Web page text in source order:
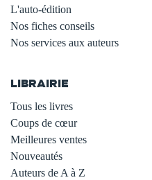
L'auto-édition
Nos fiches conseils
Nos services aux auteurs
LIBRAIRIE
Tous les livres
Coups de cœur
Meilleures ventes
Nouveautés
Auteurs de A à Z